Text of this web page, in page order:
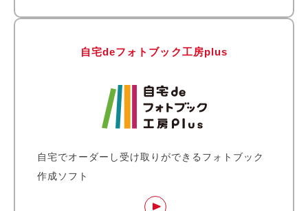
自宅deフォトブック工房plus
自宅でオーダーし受け取りができるフォトブック
作成ソフト